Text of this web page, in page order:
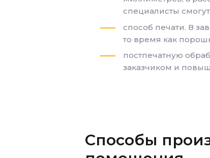
специалисты
способ печати. В
то время как
постпечатную
заказчиком и
Способы